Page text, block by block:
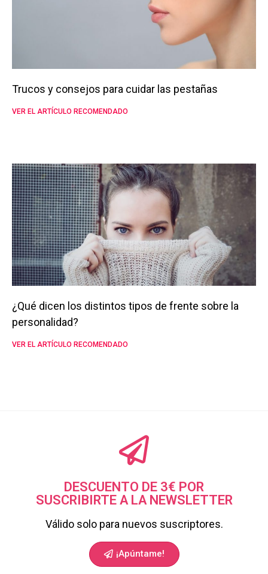
Trucos y consejos para cuidar las pestañas
VER EL ARTÍCULO RECOMENDADO
¿Qué dicen los distintos tipos de frente sobre la
personalidad?
VER EL ARTÍCULO RECOMENDADO
DESCUENTO DE 3€ POR
SUSCRIBIRTE A LA NEWSLETTER
Válido solo para nuevos suscriptores.
¡Apúntame!